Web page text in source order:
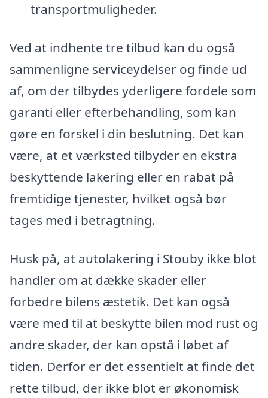
transportmuligheder.
Ved at indhente tre tilbud kan du også
sammenligne serviceydelser og finde ud
af, om der tilbydes yderligere fordele som
garanti eller efterbehandling, som kan
gøre en forskel i din beslutning. Det kan
være, at et værksted tilbyder en ekstra
beskyttende lakering eller en rabat på
fremtidige tjenester, hvilket også bør
tages med i betragtning.
Husk på, at autolakering i Stouby ikke blot
handler om at dække skader eller
forbedre bilens æstetik. Det kan også
være med til at beskytte bilen mod rust og
andre skader, der kan opstå i løbet af
tiden. Derfor er det essentielt at finde det
rette tilbud, der ikke blot er økonomisk